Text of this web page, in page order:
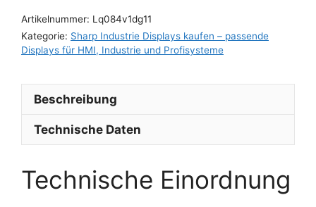
Artikelnummer: Lq084v1dg11
Kategorie: Sharp Industrie Displays kaufen – passende
Displays für HMI, Industrie und Profisysteme
Beschreibung
Technische Daten
Technische Einordnung